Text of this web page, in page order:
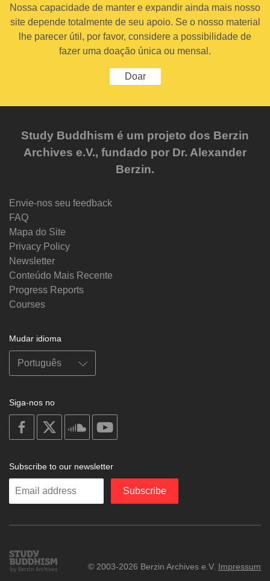
Nossa capacidade de manter e expandir ainda mais nosso
site depende totalmente de seu apoio. Se o nosso material
lhe parecer útil, por favor, considere a possibilidade de
fazer uma doação única ou mensal.
Doar
Study Buddhism é um projeto dos Berzin
Archives e.V., fundado por Dr. Alexander
Berzin.
Envie-nos seu feedback
FAQ
Mapa do Site
Privacy Policy
Newsletter
Conteúdo Mais Recente
Progress Reports
Courses
Mudar idioma
Siga-nos no
on
facebook
soundcloud
Subscribe to our newsletter
Enter
Subscribe
Study
Buddhism
© 2003-2026 Berzin Archives e.V. Impressum